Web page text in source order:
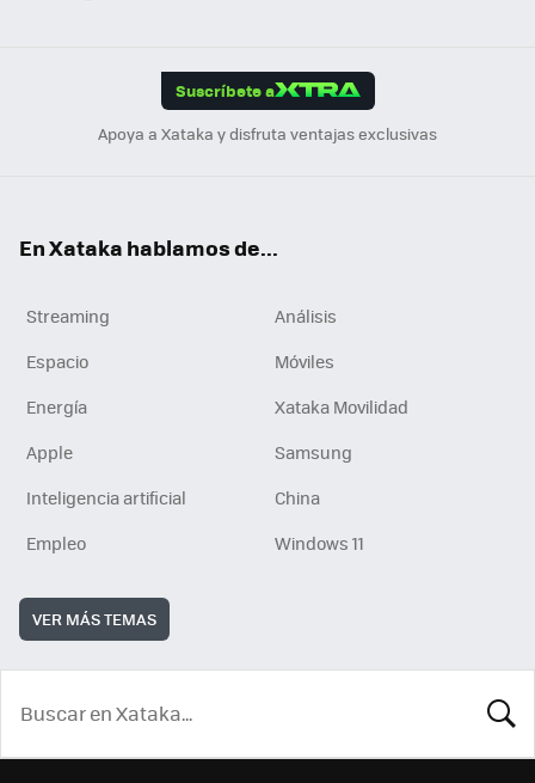
Suscríbete a
Apoya a Xataka y disfruta ventajas exclusivas
En Xataka hablamos de...
Streaming
Análisis
Espacio
Móviles
Energía
Xataka Movilidad
Apple
Samsung
Inteligencia artificial
China
Empleo
Windows 11
VER MÁS TEMAS